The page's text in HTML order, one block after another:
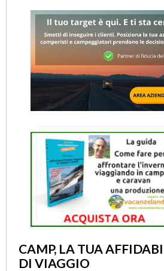
CAMP, LA TUA
DI VIAGGIO